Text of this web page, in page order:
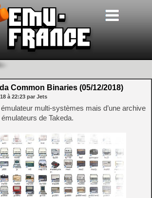
Common Binaries (05/12/2018)
à 22:23 par Jets
émulateur multi-systèmes mais d’une archive
de Takeda.